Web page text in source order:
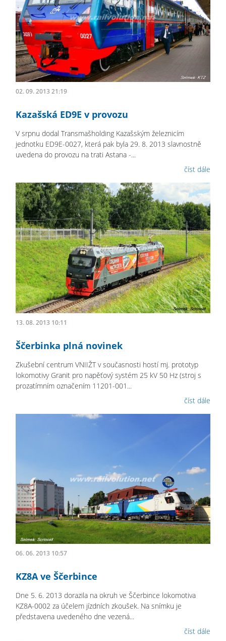
02. 09. 2013 21:19
Kazašská ED9E v provozu
V srpnu dodal Transmašholding Kazašským železnicím
jednotku ED9E-0027, která pak byla 29. 8. 2013 slavnostně
uvedena do provozu na trati Astana -...
číst dále
13. 08. 2013 10:11
Ščerbinka plná novinek
Zkušební centrum VNIIŽT v současnosti hostí mj. prototyp
lokomotivy Granit pro napěťový systém 25 kV 50 Hz (stroj s
prozatímním označením 11201-001...
číst dále
06. 06. 2013 10:57
KZ8A ve Ščerbince
Dne 5. 6. 2013 dorazila na okruh ve Ščerbince lokomotiva
KZ8A-0002 za účelem jízdních zkoušek. Na snímku je
představena uvedeného dne vezená...
číst dále